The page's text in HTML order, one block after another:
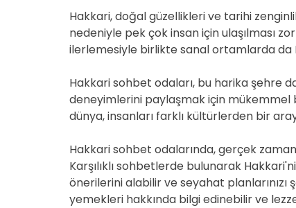
Hakkari, doğal güzellikleri ve tarihi
nedeniyle pek çok insan için ulaşılması
ilerlemesiyle birlikte sanal ortamlarda
Hakkari sohbet odaları, bu harika şehre
deneyimlerini paylaşmak için
dünya, insanları farklı kültürlerden bir
Hakkari sohbet odalarında, gerçek
Karşılıklı sohbetlerde bulunarak
önerilerini alabilir ve seyahat planlarınızı
yemekleri hakkında bilgi edinebilir ve